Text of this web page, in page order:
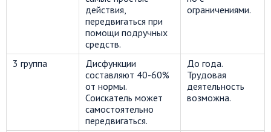
действия,
передвигаться при
помощи подручных
средств.
ограничениями.
3 группа
Дисфункции
составляют 40-60%
от нормы.
Соискатель может
самостоятельно
передвигаться.
До года.
Трудовая
деятельность
возможна.